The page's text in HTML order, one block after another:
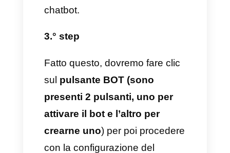
fare da un bot può essere
davvero vantaggioso poiché la
lavoro monotono ed estenuante
richiede un’enorme pazienza.
9) Attribuzione basata su dei
criteri:assegnare dei contatti è